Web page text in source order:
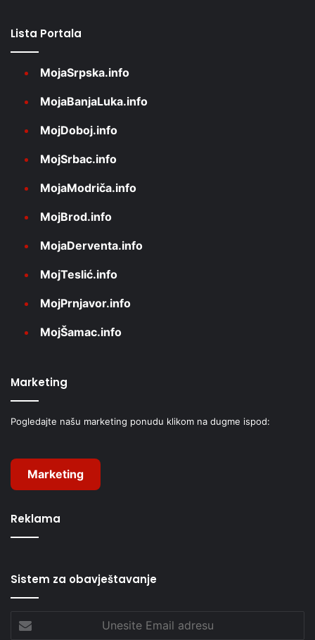
Lista Portala
MojaSrpska.info
MojaBanjaLuka.info
MojDoboj.info
MojSrbac.info
MojaModriča.info
MojBrod.info
MojaDerventa.info
MojTeslić.info
MojPrnjavor.info
MojŠamac.info
Marketing
Pogledajte našu marketing ponudu klikom na dugme ispod:
Marketing
Reklama
Sistem za obavještavanje
Email